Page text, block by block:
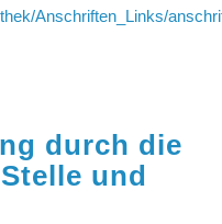
Anschriften_Links/
durch die
und